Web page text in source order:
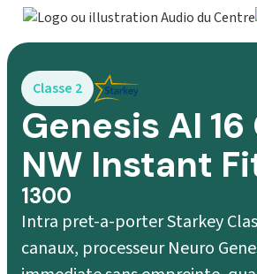
Classe 2
Genesis AI 16
NW Instant
1300
Intra pret-a-porter Starkey
canaux, processeur Neuro